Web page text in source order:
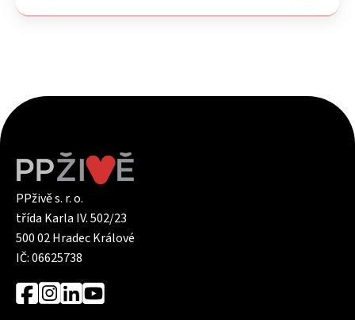
PPživě s. r. o.
třída Karla IV. 502/23
500 02 Hradec Králové
IČ: 06625738